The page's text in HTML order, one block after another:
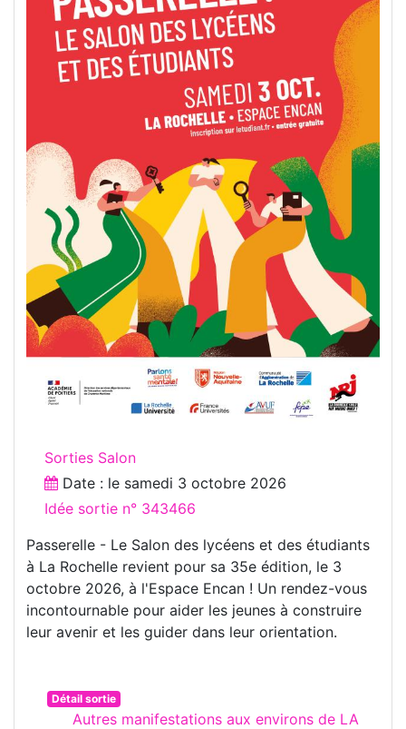
Sorties Salon
Date : le samedi 3 octobre 2026
Idée sortie n° 343466
Passerelle - Le Salon des lycéens et des étudiants
à La Rochelle revient pour sa 35e édition, le 3
octobre 2026, à l'Espace Encan ! Un rendez-vous
incontournable pour aider les jeunes à construire
leur avenir et les guider dans leur orientation.
Détail sortie
Autres manifestations aux environs de LA